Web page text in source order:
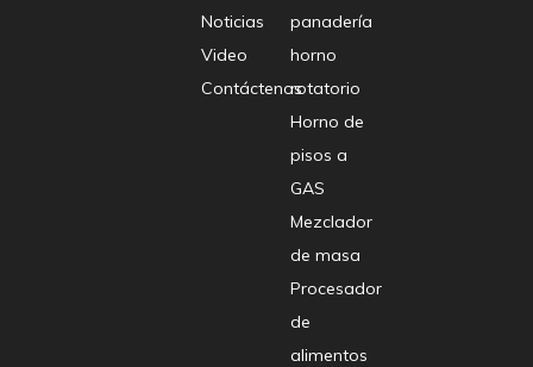
Noticias
Video
Contáctenos
panadería
horno
rotatorio
Horno de
pisos a
GAS
Mezclador
de masa
Procesador
de
alimentos